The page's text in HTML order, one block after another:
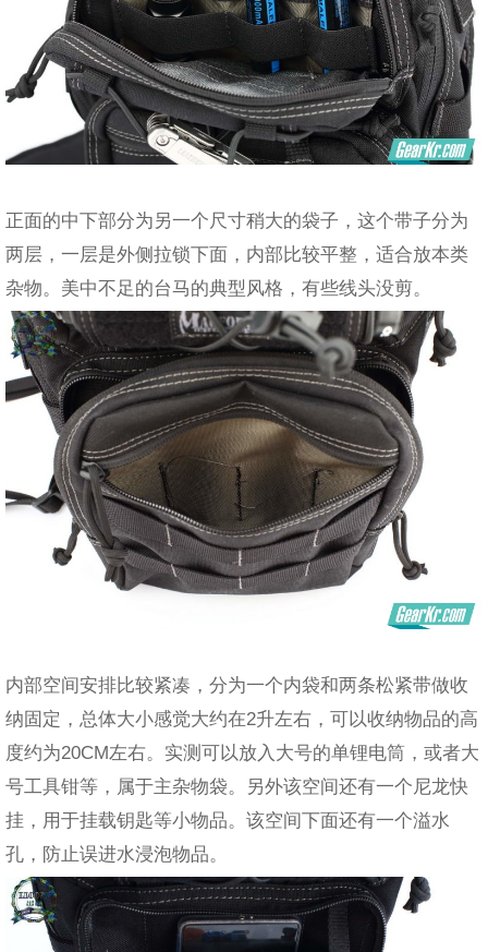
正面的中下部分为另一个尺寸稍大的袋子，这个带子分为
两层，一层是外侧拉锁下面，内部比较平整，适合放本类
杂物。美中不足的台马的典型风格，有些线头没剪。
内部空间安排比较紧凑，分为一个内袋和两条松紧带做收
纳固定，总体大小感觉大约在2升左右，可以收纳物品的高
度约为20CM左右。实测可以放入大号的单锂电筒，或者大
号工具钳等，属于主杂物袋。另外该空间还有一个尼龙快
挂，用于挂载钥匙等小物品。该空间下面还有一个溢水
孔，防止误进水浸泡物品。